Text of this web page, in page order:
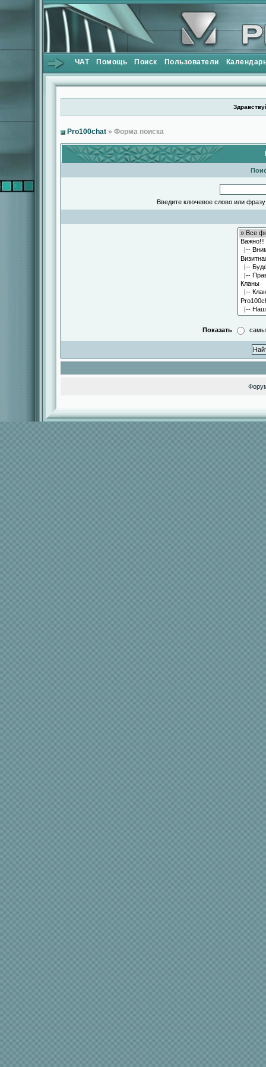
ЧАТ Помощь Поиск Пользователи
Pro100chat » Форма поиска
Введите ключевое слово или
Показать